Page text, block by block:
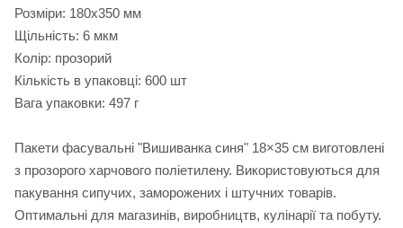
Розміри: 180х350 мм
Щільність: 6 мкм
Колір: прозорий
Кількість в упаковці: 600 шт
Вага упаковки: 497 г
Пакети фасувальні "Вишиванка синя" 18×35 см виготовлені
з прозорого харчового поліетилену. Використовуються для
пакування сипучих, заморожених і штучних товарів.
Оптимальні для магазинів, виробництв, кулінарії та побуту.